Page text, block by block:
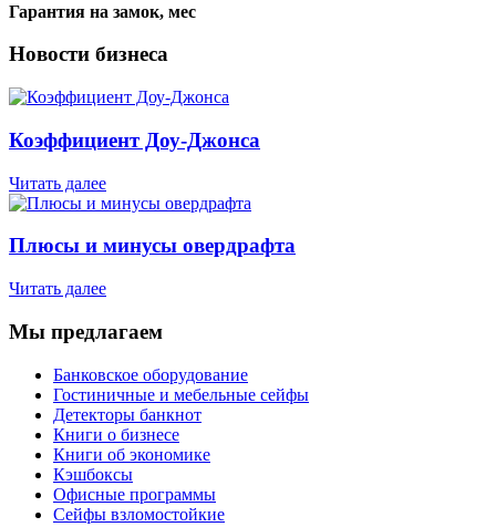
Гарантия на замок, мес
Новости бизнеса
Коэффициент Доу-Джонса
Читать далее
Плюсы и минусы овердрафта
Читать далее
Мы предлагаем
Банковское оборудование
Гостиничные и мебельные сейфы
Детекторы банкнот
Книги о бизнесе
Книги об экономике
Кэшбоксы
Офисные программы
Сейфы взломостойкие